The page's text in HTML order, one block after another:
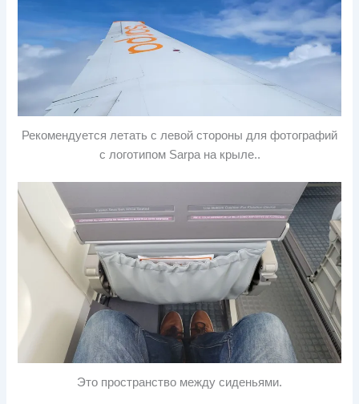
Рекомендуется летать с левой стороны для фотографий
с логотипом Sarpa на крыле..
Это пространство между сиденьями.